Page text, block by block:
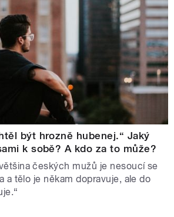
být hrozně hubenej.“ Jaký
k sobě? A kdo za to může?
českých mužů je nesoucí se
a tělo je někam dopravuje, ale do